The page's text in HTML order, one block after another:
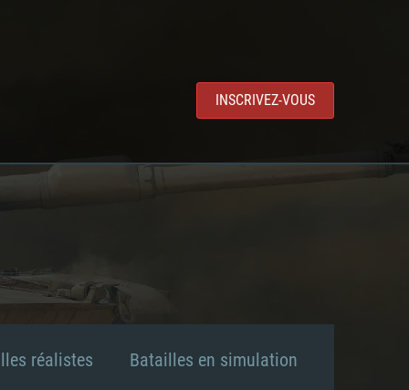
INSCRIVEZ-VOUS
réalistes Batailles en simulation